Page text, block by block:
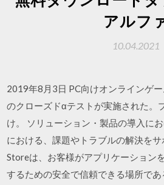
アルフ
10.04.2021
2019年8月3日 PC向けオンラインゲー
のクローズドαテストが実施された。
け。 ソリューション・製品の導入に
における、課題やトラブルの解決を
Storeは、お客様がアプリケーション
するための安全で信頼できる場所で